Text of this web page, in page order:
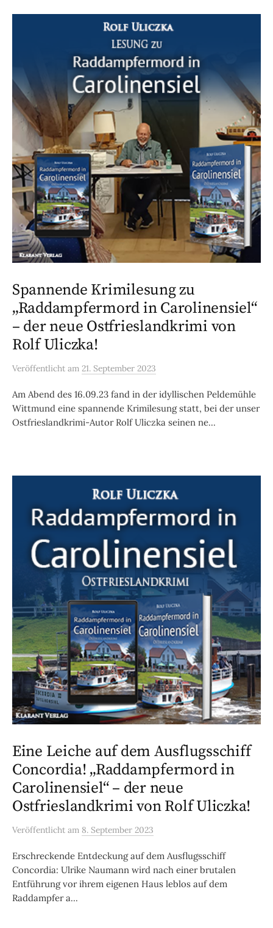
Spannende Krimilesung zu
„Raddampfermord in Carolinensiel“
– der neue Ostfrieslandkrimi von
Rolf Uliczka!
Veröffentlicht am 21. September 2023
Am Abend des 16.09.23 fand in der idyllischen Peldemühle
Wittmund eine spannende Krimilesung statt, bei der unser
Ostfrieslandkrimi-Autor Rolf Uliczka seinen ne...
Eine Leiche auf dem Ausflugsschiff
Concordia! „Raddampfermord in
Carolinensiel“ – der neue
Ostfrieslandkrimi von Rolf Uliczka!
Veröffentlicht am 8. September 2023
Erschreckende Entdeckung auf dem Ausflugsschiff
Concordia: Ulrike Naumann wird nach einer brutalen
Entführung vor ihrem eigenen Haus leblos auf dem
Raddampfer a...